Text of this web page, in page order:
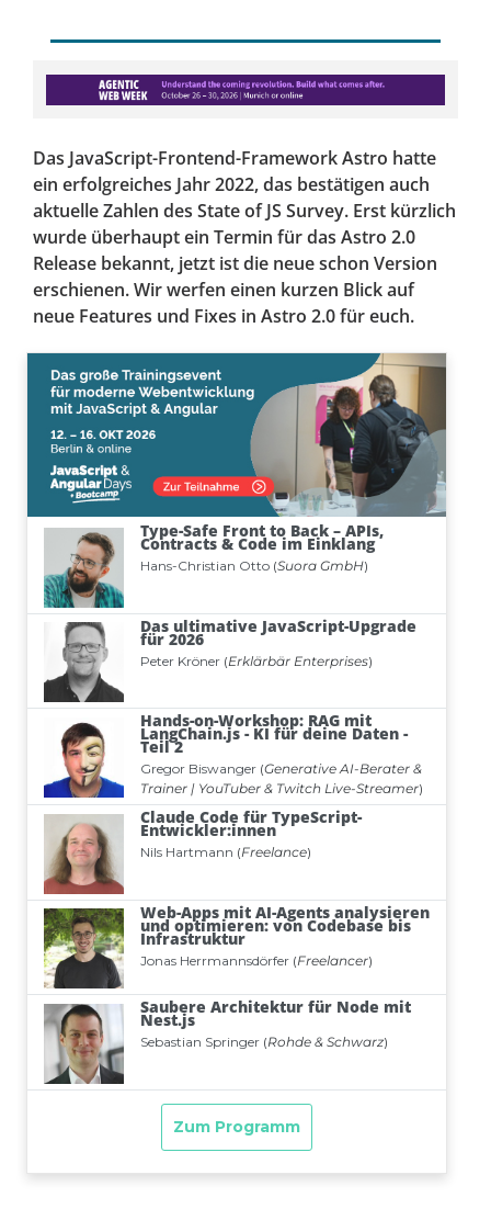
Das JavaScript-Frontend-Framework Astro hatte
ein erfolgreiches Jahr 2022, das bestätigen auch
aktuelle Zahlen des State of JS Survey. Erst kürzlich
wurde überhaupt ein Termin für das Astro 2.0
Release bekannt, jetzt ist die neue schon Version
erschienen. Wir werfen einen kurzen Blick auf
neue Features und Fixes in Astro 2.0 für euch.